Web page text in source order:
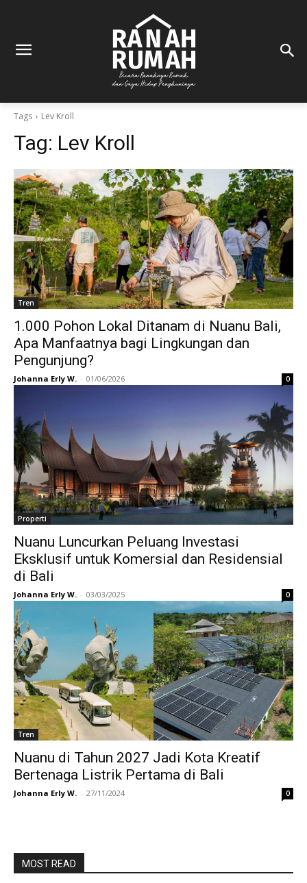
Tags Lev Kroll
Tag: Lev Kroll
Tren
1.000 Pohon Lokal Ditanam di Nuanu Bali,
Apa Manfaatnya bagi Lingkungan dan
Pengunjung?
Johanna Erly W. - 01/06/2026 0
Properti
Nuanu Luncurkan Peluang Investasi
Eksklusif untuk Komersial dan Residensial
di Bali
Johanna Erly W. - 03/03/2025 0
Tren
Nuanu di Tahun 2027 Jadi Kota Kreatif
Bertenaga Listrik Pertama di Bali
Johanna Erly W. - 27/11/2024 0
MOST READ